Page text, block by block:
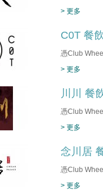
> 更多
C0T 餐
憑Club
> 更多
川川 餐
憑Club
> 更多
念川居
憑Club
> 更多